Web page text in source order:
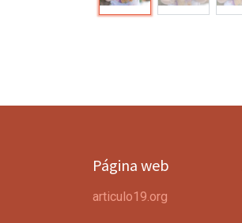
Página web
articulo19.org